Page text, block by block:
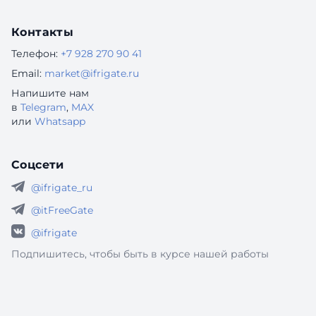
Контакты
Телефон: +7 928 270 90 41
Email: market@ifrigate.ru
Напишите нам
в Telegram, MAX
или Whatsapp
Соцсети
@ifrigate_ru
@itFreeGate
@ifrigate
Подпишитесь, чтобы быть в курсе нашей работы